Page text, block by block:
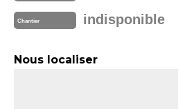
Chantier indisponible
Nous localiser